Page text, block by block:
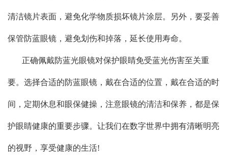
清洁镜片表面，避免化学物质损坏镜片涂层。另外，要妥善
保管防蓝眼镜，避免划伤和掉落，延长使用寿命。
正确佩戴防蓝光眼镜对保护眼睛免受蓝光伤害至关重
要。选择合适的防蓝眼镜，戴在合适的位置，戴在合适的时
间，定期休息和眼保健操，注意眼镜的清洁和保养，都是保
护眼睛健康的重要步骤。让我们在数字世界中拥有清晰明亮
的视野，享受健康的生活!